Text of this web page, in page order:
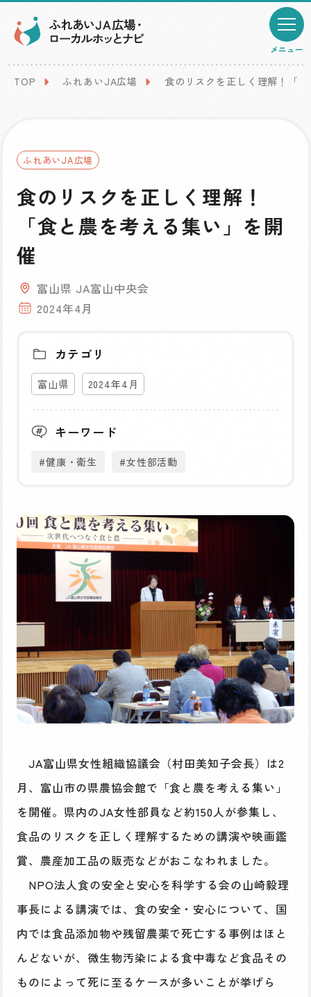
メニュー
TOP ふれあいJA広場 食のリスクを正しく理解！「
ふれあいJA広場
食のリスクを正しく理解！
「食と農を考える集い」を開
催
富山県 JA富山中央会
2024年4月
カテゴリ
富山県 2024年4月
キーワード
#健康・衛生 #女性部活動
JA富山県女性組織協議会（村田美知子会長）は2
月、富山市の県農協会館で「食と農を考える集い」
を開催。県内のJA女性部員など約150人が参集し、
食品のリスクを正しく理解するための講演や映画鑑
賞、農産加工品の販売などがおこなわれました。
NPO法人食の安全と安心を科学する会の山崎毅理
事長による講演では、食の安全・安心について、国
内では食品添加物や残留農薬で死亡する事例はほと
んどないが、微生物汚染による食中毒など食品その
ものによって死に至るケースが多いことが挙げら